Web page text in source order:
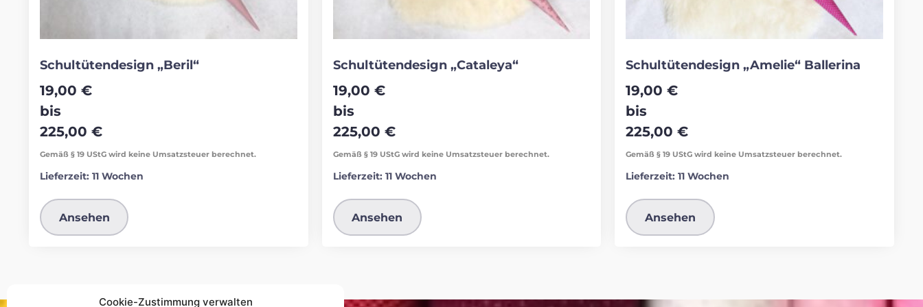
Cookie-Zustimmung verwalten
Schultütendesign „Beril“
19,00 €
bis
225,00 €
Gemäß § 19 UStG wird keine Umsatzsteuer berechnet.
Lieferzeit: 11 Wochen
Ansehen
Schultütendesign „Cataleya“
19,00 €
bis
225,00 €
Gemäß § 19 UStG wird keine Umsatzsteuer berechnet.
Lieferzeit: 11 Wochen
Ansehen
Schultütendesign „Amelie“ Ballerina
19,00€
bis
225,00€
Gemäß § 19 UStG wird keine Umsatzsteuer berechnet.
Lieferzeit:11 Wochen
Ansehen